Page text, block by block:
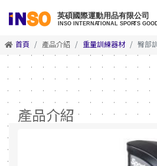
首頁 產品介紹 重量訓練器材 臀部
產品介紹